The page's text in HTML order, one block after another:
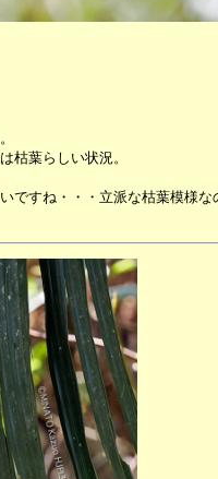
枯葉らしい状況。
ですね・・・立派な枯葉模様な